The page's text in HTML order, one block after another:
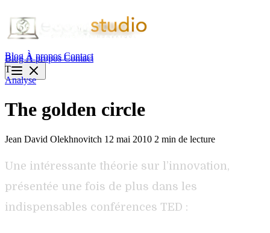
Blog À propos Contact
BlogÀ proposContact
T
Analyse
The golden circle
Jean David Olekhnovitch 12 mai 2010 2 min de lecture
Une intéressante théorie sur l’innovation,
présentée une fois de plus dans les
indispensables conférences TED :